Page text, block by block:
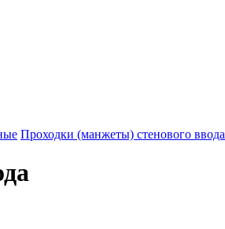
Проходки (манжеты) стенового ввода